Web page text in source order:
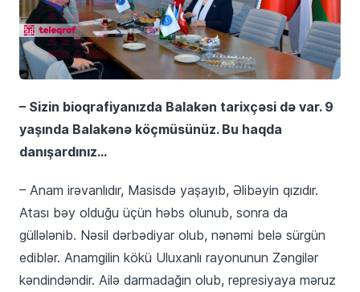
– Sizin bioqrafiyanızda Balakən tarixçəsi də var. 9
yaşında Balakənə köçmüsünüz. Bu haqda
danışardınız…
– Anam irəvanlıdır, Masisdə yaşayıb, Əlibəyin qızıdır.
Atası bəy olduğu üçün həbs olunub, sonra da
güllələnib. Nəsil dərbədiyar olub, nənəmi belə sürgün
ediblər. Anamgilin kökü Uluxanlı rayonunun Zəngilər
kəndindəndir. Ailə darmadağın olub, represiyaya məruz